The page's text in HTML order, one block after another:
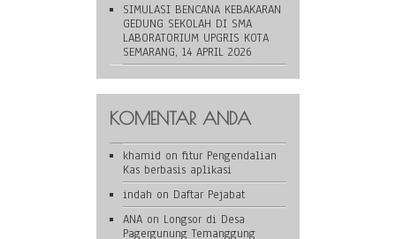
SIMULASI BENCANA KEBAKARAN
GEDUNG SEKOLAH DI SMA
LABORATORIUM UPGRIS KOTA
SEMARANG, 14 APRIL 2026
KOMENTAR ANDA
khamid on fitur Pengendalian
Kas berbasis aplikasi
indah on Daftar Pejabat
ANA on Longsor di Desa
Pagergunung Temanggung